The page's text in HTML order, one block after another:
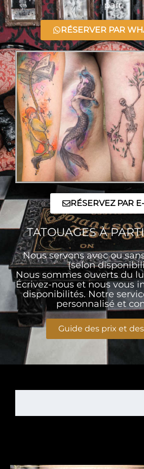
pair.
RÉSERVER PAR
RÉSERVEZ PAR
TATOUAGES ​​À
Nous servons avec ou
(selon
Nous sommes ouverts du
Écrivez-nous et nous vous
disponibilités. Notre
personnalisé et
Guide des prix et